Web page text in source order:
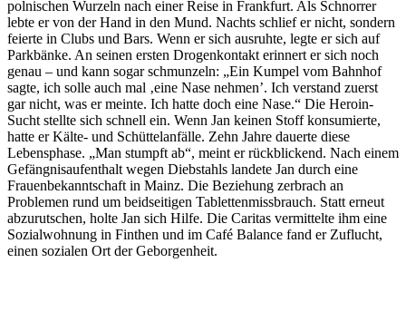
polnischen Wurzeln nach einer Reise in Frankfurt. Als Schnorrer
lebte er von der Hand in den Mund. Nachts schlief er nicht, sondern
feierte in Clubs und Bars. Wenn er sich ausruhte, legte er sich auf
Parkbänke. An seinen ersten Drogenkontakt erinnert er sich noch
genau – und kann sogar schmunzeln: „Ein Kumpel vom Bahnhof
sagte, ich solle auch mal ‚eine Nase nehmen’. Ich verstand zuerst
gar nicht, was er meinte. Ich hatte doch eine Nase.“ Die Heroin-
Sucht stellte sich schnell ein. Wenn Jan keinen Stoff konsumierte,
hatte er Kälte- und Schüttelanfälle. Zehn Jahre dauerte diese
Lebensphase. „Man stumpft ab“, meint er rückblickend. Nach einem
Gefängnisaufenthalt wegen Diebstahls landete Jan durch eine
Frauenbekanntschaft in Mainz. Die Beziehung zerbrach an
Problemen rund um beidseitigen Tablettenmissbrauch. Statt erneut
abzurutschen, holte Jan sich Hilfe. Die Caritas vermittelte ihm eine
Sozialwohnung in Finthen und im Café Balance fand er Zuflucht,
einen sozialen Ort der Geborgenheit.